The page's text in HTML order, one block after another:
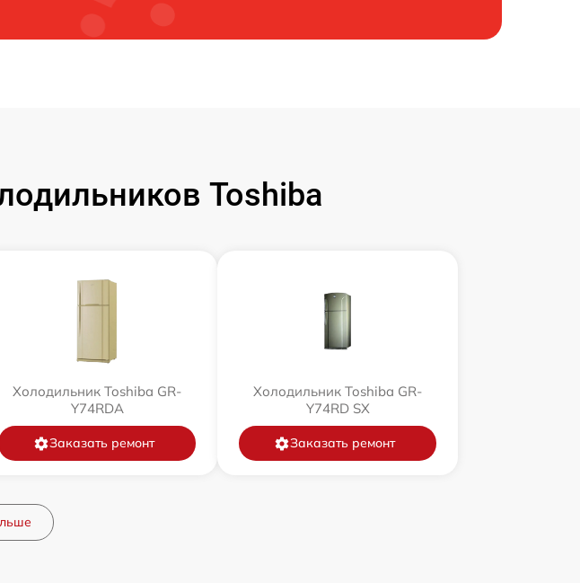
Toshiba
Холодильник Toshiba GR-
Y74RDA
Заказать ремонт
Холодильник Toshiba GR-
Y74RD SX
Заказать ремонт